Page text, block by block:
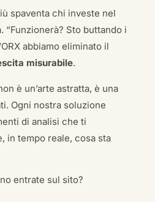
spaventa chi investe nel
“Funzionerà? Sto buttando i
abbiamo eliminato il
misurabile.
è un’arte astratta, è una
Ogni nostra soluzione
di analisi che ti
in tempo reale, cosa sta
entrate sul sito?